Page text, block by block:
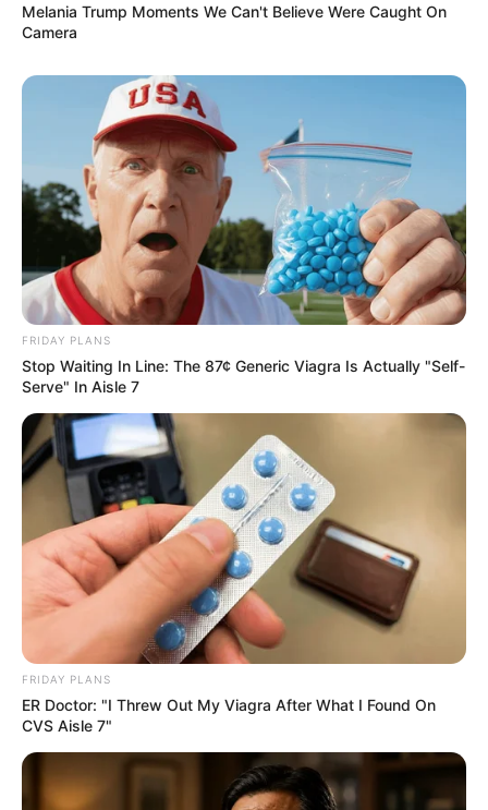
Casa e Construção
Casa e Construção
Melania Trump Moments We Can't Believe Were Caught On
Camera
FRIDAY PLANS
Stop Waiting In Line: The 87¢ Generic Viagra Is Actually "Self-
Serve" In Aisle 7
FRIDAY PLANS
ER Doctor: "I Threw Out My Viagra After What I Found On
CVS Aisle 7"